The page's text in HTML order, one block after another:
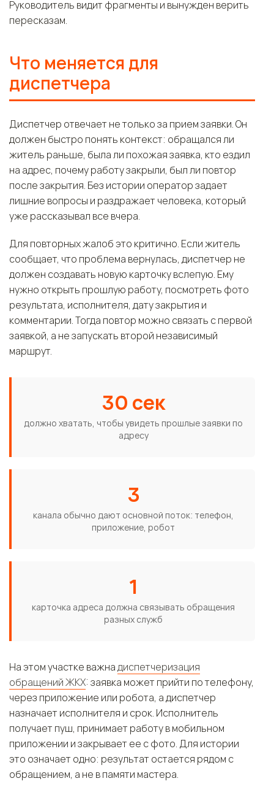
Руководитель видит фрагменты и вынужден верить
пересказам.
Что меняется для
диспетчера
Диспетчер отвечает не только за прием заявки. Он
должен быстро понять контекст: обращался ли
житель раньше, была ли похожая заявка, кто ездил
на адрес, почему работу закрыли, был ли повтор
после закрытия. Без истории оператор задает
лишние вопросы и раздражает человека, который
уже рассказывал все вчера.
Для повторных жалоб это критично. Если житель
сообщает, что проблема вернулась, диспетчер не
должен создавать новую карточку вслепую. Ему
нужно открыть прошлую работу, посмотреть фото
результата, исполнителя, дату закрытия и
комментарии. Тогда повтор можно связать с первой
заявкой, а не запускать второй независимый
маршрут.
30 сек
должно хватать, чтобы увидеть прошлые заявки по
адресу
3
канала обычно дают основной поток: телефон,
приложение, робот
1
карточка адреса должна связывать обращения
разных служб
На этом участке важнадиспетчеризация
обращений ЖКХ: заявка может прийти по телефону,
через приложение или робота, а диспетчер
назначает исполнителя и срок. Исполнитель
получает пуш, принимает работу в мобильном
приложении и закрывает ее с фото. Для истории
это означает одно: результат остается рядом с
обращением, а не в памяти мастера.